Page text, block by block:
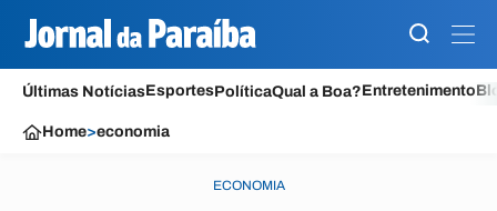
Últimas NotíciasEsportesPolíticaQual a Boa?Entretenimento
Home>economia
ECONOMIA